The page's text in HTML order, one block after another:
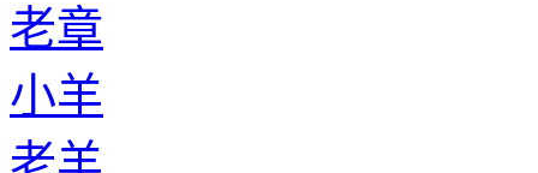
老章
小羊
老羊